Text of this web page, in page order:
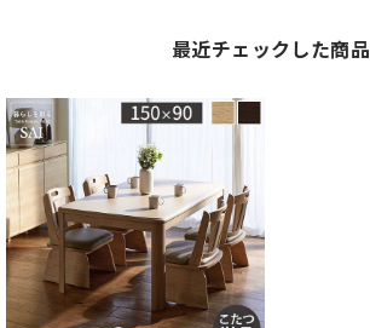
最近チェックした商品